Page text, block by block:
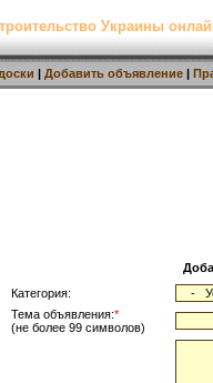
Украины
| Добавить объявление |
Категория:
Тема объявления:*
(не более 99 символов)